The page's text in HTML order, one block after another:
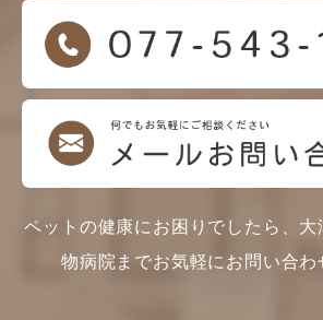
ペットの健康にお困りでしたら、大
物病院までお気軽にお問い合わ